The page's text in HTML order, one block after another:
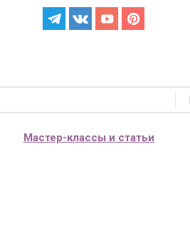
Мастер-классы и статьи